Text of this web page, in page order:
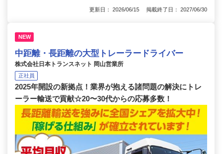
更新日： 2026/06/15 掲載終了日： 2027/06/30
NEW
中距離・長距離の大型トレーラードライバー
株式会社日本トランスネット 岡山営業所
正社員
2025年開設の新拠点！業界が抱える諸問題の解決にトレ
ーラー輸送で貢献☆20〜30代からの応募多数！